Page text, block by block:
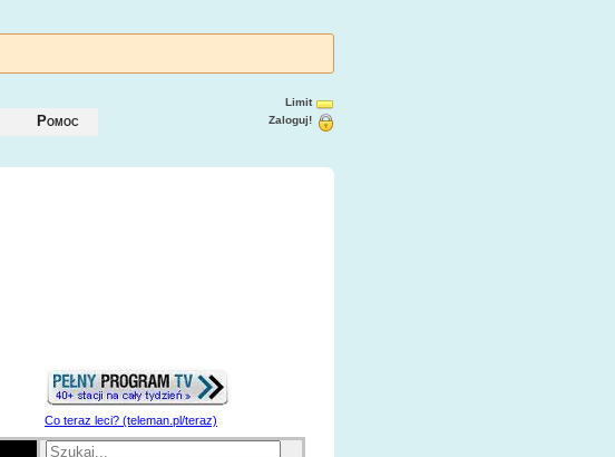
Pomoc
Limit
Zaloguj!
Co teraz leci? (teleman.pl/teraz)